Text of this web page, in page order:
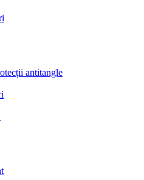
antitangle